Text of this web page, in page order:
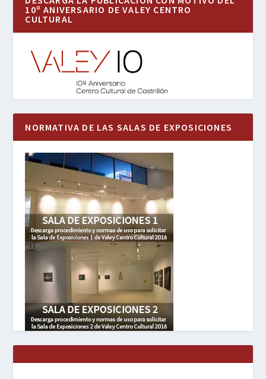
10º ANIVERSARIO DE VALEY CENTRO
CULTURAL
NORMATIVA DE LAS SALAS DE EXPOSICIONES